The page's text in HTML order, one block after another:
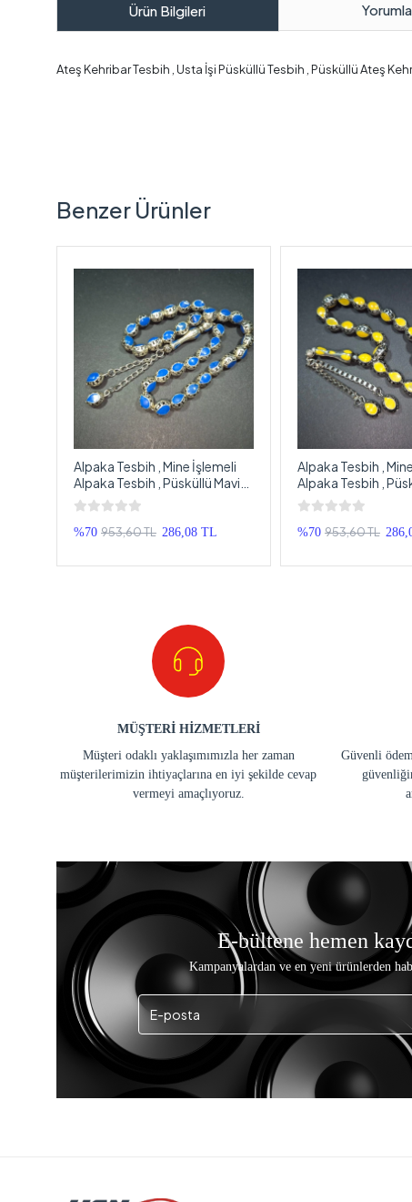
Ürün Bilgileri
Ateş Kehribar Tesbih , Usta İşi Püsküllü Tesbih , Püsküllü Ateş
Benzer Ürünler
Alpaka Tesbih , Mine İşlemeli
Alpaka Tesbih , Püsküllü Mavi
İşlemeli Ağır Tespih
%70 953,60 TL 286,08 TL
Alpaka Tesbih ,
Alpaka Tesbih ,
İşlemeli Ağır Tespih
%70 953,60 TL
MÜŞTERİ HİZMETLERİ
Müşteri odaklı yaklaşımımızla her zaman
müşterilerimizin ihtiyaçlarına en iyi şekilde cevap
vermeyi amaçlıyoruz.
Güvenli
E-bültene hemen
Kampanyalardan ve en yeni ürünlerden